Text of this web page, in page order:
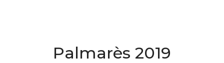
Palmarès 2019